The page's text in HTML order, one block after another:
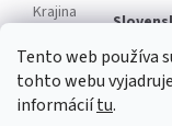
Tento web používa
tohto webu
informáciítu.
Krajina
Alergény: horčica